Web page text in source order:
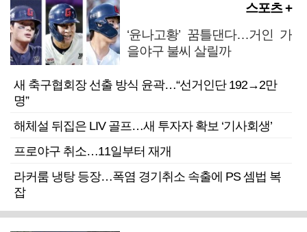
스포츠 +
‘윤나고황’ 꿈틀댄다…거인 가
을야구 불씨 살릴까
새 축구협회장 선출 방식 윤곽…“선거인단 192→2만
명”
해체설 뒤집은 LIV 골프…새 투자자 확보 ‘기사회생’
프로야구 취소…11일부터 재개
라커룸 냉탕 등장…폭염 경기취소 속출에 PS 셈법 복
잡